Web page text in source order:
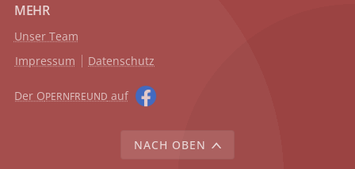
MEHR
Unser Team
Impressum
Datenschutz
Der OPERNFREUND auf
NACH OBEN